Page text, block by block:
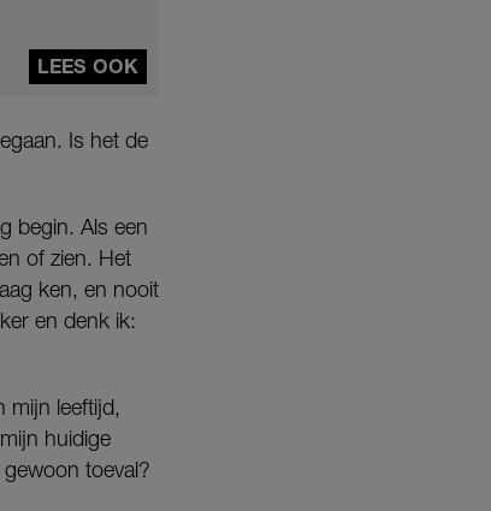
LEES OOK
Is het de
begin. Als een
of zien. Het
ken, en nooit
en denk ik:
mijn leeftijd,
huidige
gewoon toeval?